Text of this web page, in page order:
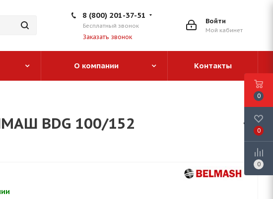
Войти
Мой кабинет
8 (800) 201-37-51
Бесплатный звонок
Заказать звонок
О компании Контакты
BDG 100/152
0
0
0